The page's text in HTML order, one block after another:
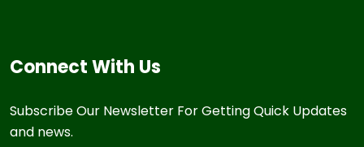
Connect With Us
Subscribe Our Newsletter For Getting Quick Updates
and news.